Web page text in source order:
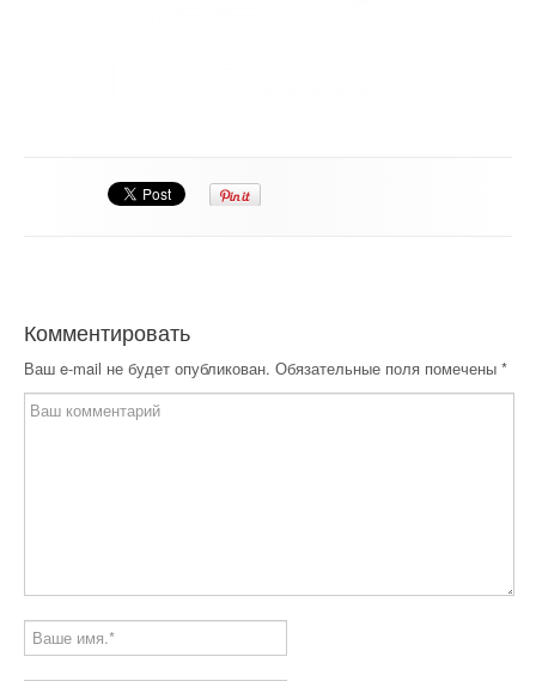
Комментировать
Ваш e-mail не будет опубликован. Обязательные поля помечены *